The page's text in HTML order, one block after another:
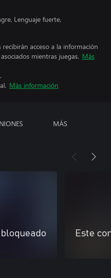
Lenguaje fuerte,
acceso a la información
mientras juegas. Más
Más información
MÁS
Este